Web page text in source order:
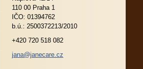
110 00 Praha 1
IČO: 01394762
b.ú.: 2500372213/2010
+420 720 518 082
jana@janecare.cz